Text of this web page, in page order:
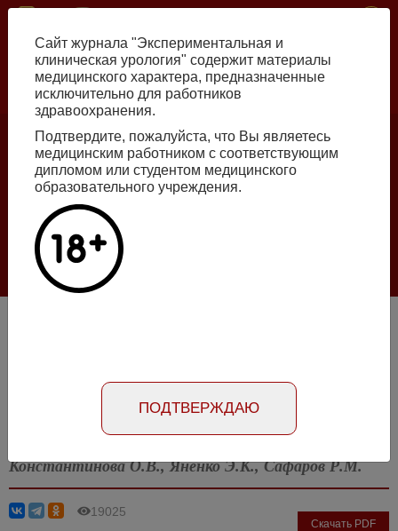
Перейти
основному
содержанию
Номер №2, 2026
Галлюцинации больших языковых моделей
в клинической урологии
- стр. 33-38
Абстракт на английском языке
Константинова О.В., Яненко Э.К., Сафаров Р.М.
19025
Скачать PDF
Сайт журнала "Экспериментальная и
клиническая урология" содержит материалы
медицинского характера, предназначенные
исключительно для работников
здравоохранения.
Подтвердите, пожалуйста, что Вы являетесь
медицинским работником с соответствующим
дипломом или студентом медицинского
образовательного учреждения.
ПОДТВЕРЖДАЮ